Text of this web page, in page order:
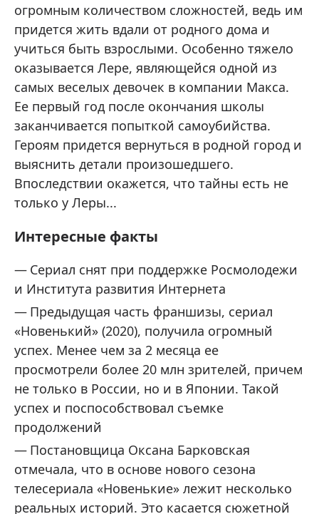
огромным количеством сложностей, ведь им
придется жить вдали от родного дома и
учиться быть взрослыми. Особенно тяжело
оказывается Лере, являющейся одной из
самых веселых девочек в компании Макса.
Ее первый год после окончания школы
заканчивается попыткой самоубийства.
Героям придется вернуться в родной город и
выяснить детали произошедшего.
Впоследствии окажется, что тайны есть не
только у Леры...
Интересные факты
Сериал снят при поддержке Росмолодежи
и Института развития Интернета
Предыдущая часть франшизы, сериал
«Новенький» (2020), получила огромный
успех. Менее чем за 2 месяца ее
просмотрели более 20 млн зрителей, причем
не только в России, но и в Японии. Такой
успех и поспособствовал съемке
продолжений
Постановщица Оксана Барковская
отмечала, что в основе нового сезона
телесериала «Новенькие» лежит несколько
реальных историй. Это касается сюжетной